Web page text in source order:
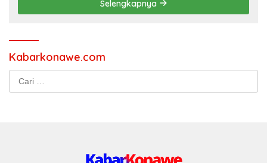
Selengkapnya
Kabarkonawe.com